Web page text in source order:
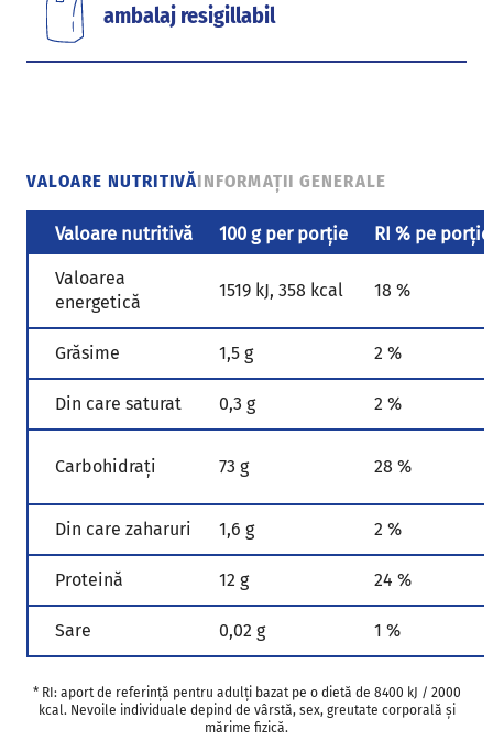
ambalaj resigillabil
VALOARE NUTRITIVĂINFORMAȚII GENERALE
Valoare nutritivă 100 g per porție RI % pe porție
Valoarea
energetică
1519 kJ, 358 kcal 18 %
Grăsime 1,5 g 2 %
Din care saturat 0,3 g 2 %
Carbohidrați 73 g 28 %
Din care zaharuri 1,6 g 2 %
Proteină 12 g 24 %
Sare 0,02 g 1 %
* RI: aport de referință pentru adulți bazat pe o dietă de 8400 kJ / 2000
kcal. Nevoile individuale depind de vârstă, sex, greutate corporală și
mărime fizică.